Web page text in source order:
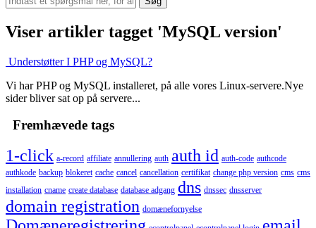
Viser artikler tagget 'MySQL version'
Understøtter I PHP og MySQL?
Vi har PHP og MySQL installeret, på alle vores Linux-servere.Nye
sider bliver sat op på servere...
Fremhævede tags
1-click a-record affiliate annullering auth auth id auth-code authcode
authkode backup blokeret cache cancel cancellation certifikat change php version cms cms
installation cname create database database adgang dns dnssec dnsserver
domain registration domænefornyelse